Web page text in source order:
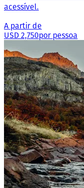
acessível.
A partir de
USD 2,750por pessoa